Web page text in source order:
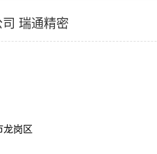
瑞通精密
龙岗区